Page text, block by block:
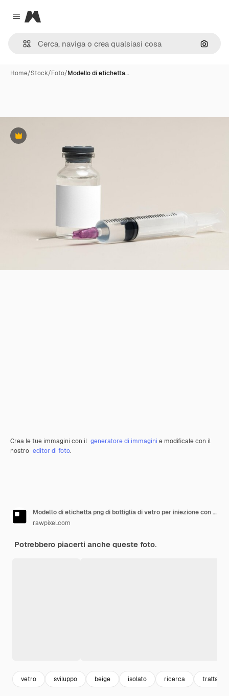
Close menu
Magnific
Cerca
Home/Stock/Foto/Modello di etichetta…
Premium
Crea le tue immagini con il generatore di immagini e modificale con il
nostro editor di foto.
Modello di etichetta png di bottiglia di vetro per iniezione con siringa
rawpixel.com
Potrebbero piacerti anche queste foto.
vetro sviluppo beige isolato ricerca